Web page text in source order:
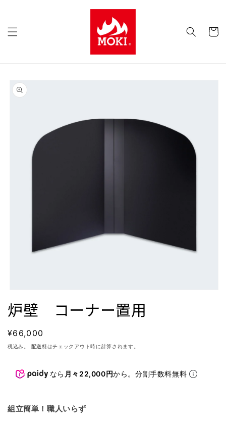
ー
報にス
キップ
ー
ダ
で
デ
(1)
炉壁 コーナー置用
通
常
格
¥66,000
税込み。 配送料はチェックアウト時に計算されます。
なら 月々22,000円から。分割手数料無料
組立簡単！職人いらず